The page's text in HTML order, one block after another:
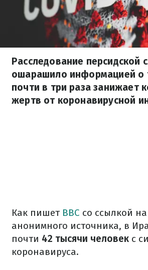
Расследование персидской
ошарашило информацией о
почти в три раза занижает
жертв от коронавирусной
Как пишет BBC со ссылкой
анонимного источника, в
почти 42 тысячи человек с
коронавируса.